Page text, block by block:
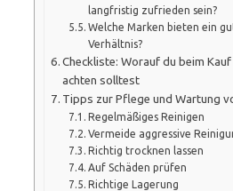
langfristig zufrieden sein?
Welche Marken bieten ein
Verhältnis?
Checkliste: Worauf du beim
achten solltest
Tipps zur Pflege und Wartung
Regelmäßiges Reinigen
Vermeide aggressive
Richtig trocknen lassen
Auf Schäden prüfen
Richtige Lagerung